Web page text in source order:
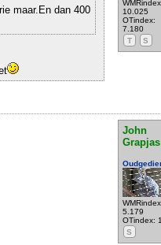
10.025
OTindex:
7.180
T
S
maar.En dan 400
John
Grapjas
5.179
OTindex:
S